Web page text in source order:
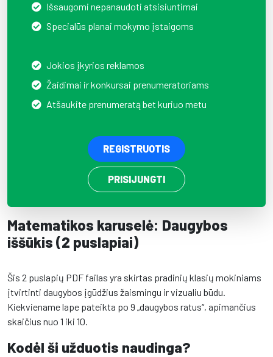
Išsaugomi nepanaudoti atsisiuntimai
Specialūs planai mokymo įstaigoms
Jokios įkyrios reklamos
Žaidimai ir konkursai prenumeratoriams
Atšaukite prenumeratą bet kuriuo metu
REGISTRUOTIS
PRISIJUNGTI
Matematikos karuselė: Daugybos
iššūkis (2 puslapiai)
Šis 2 puslapių PDF failas yra skirtas pradinių klasių mokiniams
įtvirtinti daugybos įgūdžius žaismingu ir vizualiu būdu.
Kiekviename lape pateikta po 9 „daugybos ratus“, apimančius
skaičius nuo 1 iki 10.
Kodėl ši užduotis naudinga?